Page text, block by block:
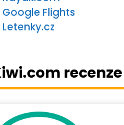
Google Flights
Letenky.cz
recenze